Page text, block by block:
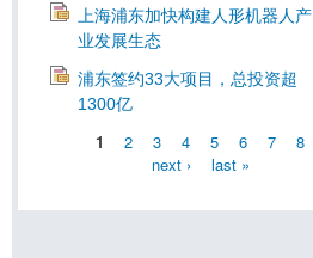
上海浦东加快构建人形机器人产
业发展生态
浦东签约33大项目，总投资超
1300亿
1 2 3 4 5 6 7
8
next ›
last »